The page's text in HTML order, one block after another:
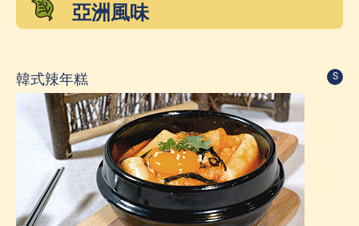
亞洲風味
韓式辣年糕 S